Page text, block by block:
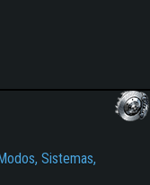
Sistemas,